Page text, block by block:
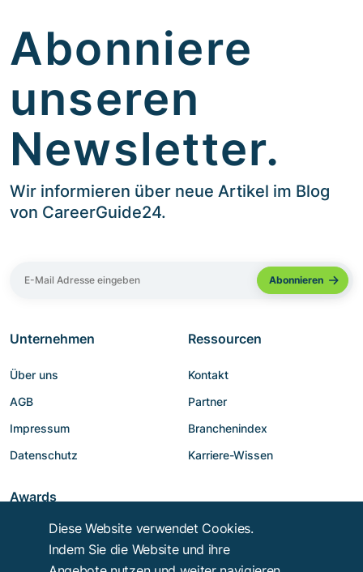
Abonniere
unseren
Newsletter.
Wir informieren über neue Artikel im Blog
von CareerGuide24.
Unternehmen
Über uns
AGB
Impressum
Datenschutz
Ressourcen
Kontakt
Partner
Branchenindex
Karriere-Wissen
Awards
Diese Website verwendet Cookies.
Indem Sie die Website und ihre